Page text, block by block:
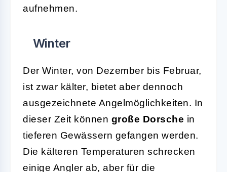
aufnehmen.
Winter
Der Winter, von Dezember bis Februar,
ist zwar kälter, bietet aber dennoch
ausgezeichnete Angelmöglichkeiten. In
dieser Zeit können große Dorsche in
tieferen Gewässern gefangen werden.
Die kälteren Temperaturen schrecken
einige Angler ab, aber für die